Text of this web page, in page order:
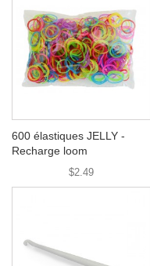
600 élastiques JELLY -
Recharge loom
$2.49